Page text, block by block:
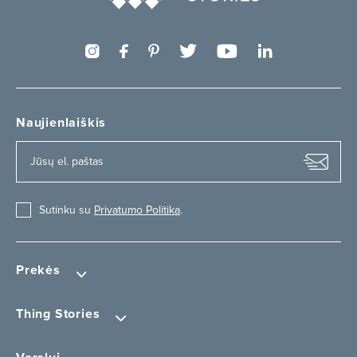
Prekės
Thing Stories
Naujienlaiškis
Sutinku su Privatumo Politika.